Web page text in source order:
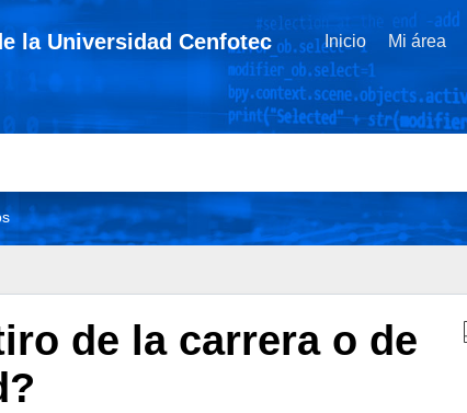
la Universidad Cenfotec Inicio Mi área
de la carrera o de